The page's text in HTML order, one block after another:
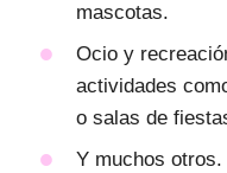
mascotas.
Ocio y
actividades
o salas de
Y muchos otros.